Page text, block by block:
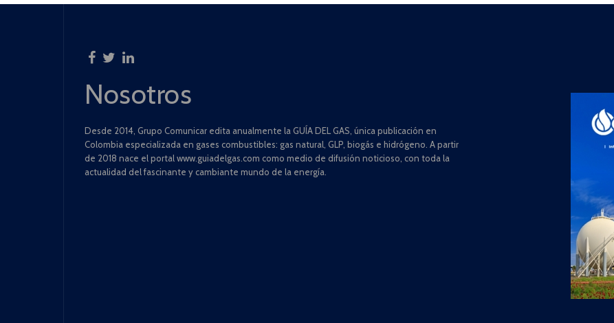
Nosotros
Desde 2014, Grupo Comunicar edita anualmente la GUÍA DEL GAS, única publicación en
Colombia especializada en gases combustibles: gas natural, GLP, biogás e hidrógeno. A partir
de 2018 nace el portal www.guiadelgas.com como medio de difusión noticioso, con toda la
actualidad del fascinante y cambiante mundo de la energía.